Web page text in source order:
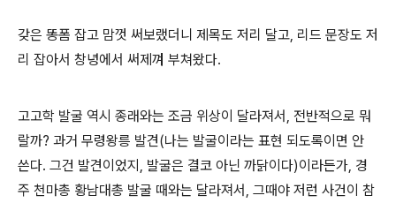
갖은 똥폼 잡고 맘껏 써보랬더니 제목도 저리 달고, 리드 문장도 저
리 잡아서 창녕에서 써제껴 부쳐왔다.
고고학 발굴 역시 종래와는 조금 위상이 달라져서, 전반적으로 뭐
랄까? 과거 무령왕릉 발견(나는 발굴이라는 표현 되도록이면 안
쓴다. 그건 발견이었지, 발굴은 결코 아닌 까닭이다)이라든가, 경
주 천마총 황남대총 발굴 때와는 달라져서, 그때야 저런 사건이 참